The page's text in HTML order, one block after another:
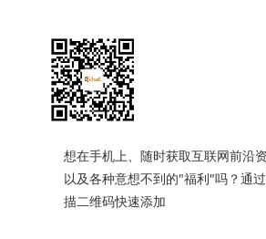
想在手机上、随时获取互联网前沿
以及各种意想不到的"福利"吗？通
描二维码快速添加